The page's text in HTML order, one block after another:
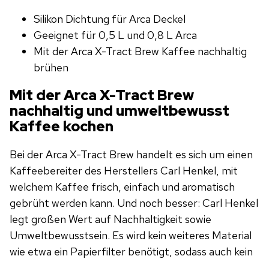
Silikon Dichtung für Arca Deckel
Geeignet für 0,5 L und 0,8 L Arca
Mit der Arca X-Tract Brew Kaffee nachhaltig
brühen
Mit der Arca X-Tract Brew
nachhaltig und umweltbewusst
Kaffee kochen
Bei der Arca X-Tract Brew handelt es sich um einen
Kaffeebereiter des Herstellers Carl Henkel, mit
welchem Kaffee frisch, einfach und aromatisch
gebrüht werden kann. Und noch besser: Carl Henkel
legt großen Wert auf Nachhaltigkeit sowie
Umweltbewusstsein. Es wird kein weiteres Material
wie etwa ein Papierfilter benötigt, sodass auch kein